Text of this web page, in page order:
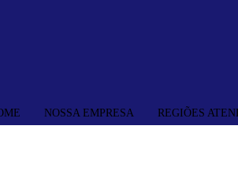
NOSSA EMPRESA REGIÕES